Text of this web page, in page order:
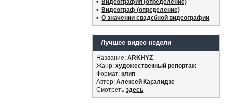
• Видеография (определение)
• Видеограф (определение)
•О значении свадебной видеографии
Лучшее видео недели
Название:ARKHYZ
Жанр:художественный репортаж
Формат:клип
Автор:Алексей Каралидзе
Смотретьздесь